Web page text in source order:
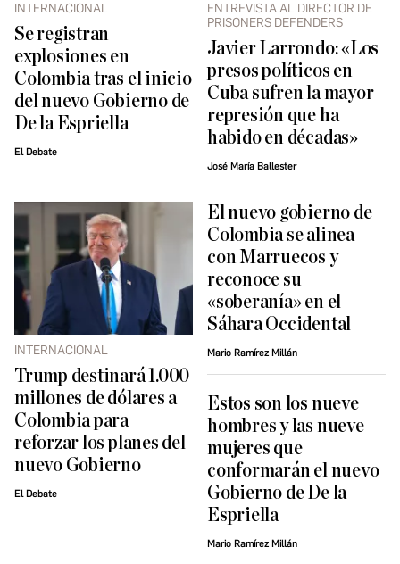
INTERNACIONAL
Se registran
explosiones en
Colombia tras el inicio
del nuevo Gobierno de
De la Espriella
El Debate
ENTREVISTA AL DIRECTOR DE
PRISONERS DEFENDERS
Javier Larrondo: «Los
presos políticos en
Cuba sufren la mayor
represión que ha
habido en décadas»
José María Ballester
INTERNACIONAL
Trump destinará 1.000
millones de dólares a
Colombia para
reforzar los planes del
nuevo Gobierno
El Debate
El nuevo gobierno de
Colombia se alinea
con Marruecos y
reconoce su
«soberanía» en el
Sáhara Occidental
Mario Ramírez Millán
Estos son los nueve
hombres y las nueve
mujeres que
conformarán el nuevo
Gobierno de De la
Espriella
Mario Ramírez Millán